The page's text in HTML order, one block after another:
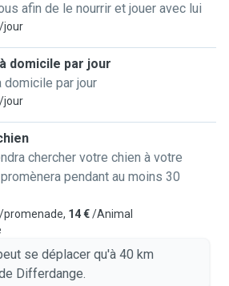
afin de le nourrir et jouer avec lui
/jour
domicile par jour
domicile par jour
/jour
chercher votre chien à votre
pendant au moins 30
/promenade, 14 €/Animal
se déplacer qu'à 40 km
Differdange.